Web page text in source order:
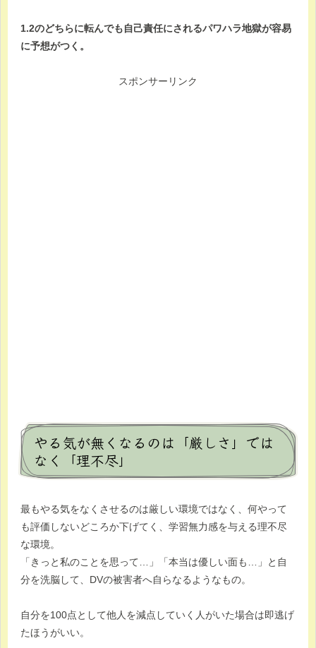
1.2のどちらに転んでも自己責任にされるパワハラ地獄が容易
に予想がつく。
スポンサーリンク
やる気が無くなるのは「厳しさ」では
なく「理不尽」
最もやる気をなくさせるのは厳しい環境ではなく、何やって
も評価しないどころか下げてく、学習無力感を与える理不尽
な環境。
「きっと私のことを思って…」「本当は優しい面も…」と自
分を洗脳して、DVの被害者へ自らなるようなもの。
自分を100点として他人を減点していく人がいた場合は即逃げ
たほうがいい。